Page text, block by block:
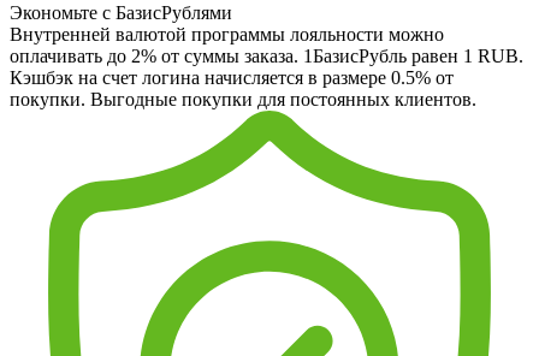
Экономьте с БазисРублями
Внутренней валютой программы лояльности можно
оплачивать до 2% от суммы заказа. 1БазисРубль равен 1 RUB.
Кэшбэк на счет логина начисляется в размере 0.5% от
покупки. Выгодные покупки для постоянных клиентов.